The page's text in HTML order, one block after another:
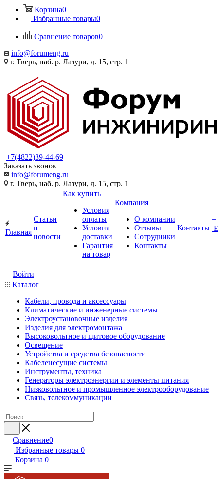
Корзина0
Избранные товары0
Сравнение товаров0
info@forumeng.ru
г. Тверь, наб. р. Лазури, д. 15, стр. 1
+7(4822)39-44-69
Заказать звонок
info@forumeng.ru
г. Тверь, наб. р. Лазури, д. 15, стр. 1
Главная
Статьи
и
новости
Как купить
Условия
оплаты
Условия
доставки
Гарантия
на товар
Компания
О компании
Отзывы
Сотрудники
Контакты
Контакты
+
Войти
Каталог
Кабели, провода и аксессуары
Климатические и инженерные системы
Электроустановочные изделия
Изделия для электромонтажа
Высоковольтное и щитовое оборудование
Освещение
Устройства и средства безопасности
Кабеленесущие системы
Инструменты, техника
Генераторы электроэнергии и элементы питания
Низковольтное и промышленное электрооборудование
Связь, телекоммуникации
Сравнение0
Избранные товары 0
Корзина 0